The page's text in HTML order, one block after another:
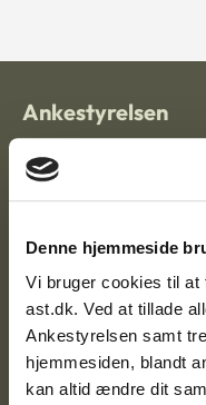
Denne hjemmeside
Vi bruger cookies til at
ast.dk. Ved at tillade
Ankestyrelsen samt
hjemmesiden, blandt
kan altid ændre dit
Ankestyrelsen
Postadresse:
Nytorv 7, 2. sal
Ankestyrelsen
Ankestyrelsen